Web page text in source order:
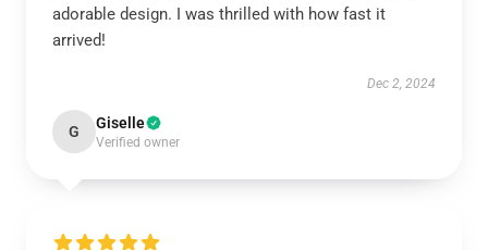
adorable design. I was thrilled with how fast it
arrived!
Dec 2, 2024
G Giselle
Verified owner